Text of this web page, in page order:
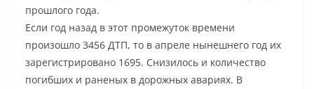
прошлого года.
Если год назад в этот промежуток времени
произошло 3456 ДТП, то в апреле нынешнего год их
зарегистрировано 1695. Снизилось и количество
погибших и раненых в дорожных авариях. В